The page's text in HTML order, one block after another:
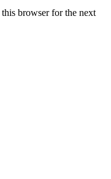
browser for the next